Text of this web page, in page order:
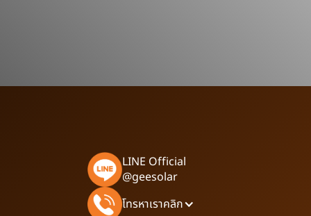
LINE Official
@geesolar
โทรหาเราคลิก